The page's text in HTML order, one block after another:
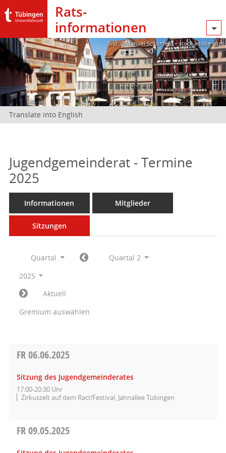
Rats­
informationen
Bild: @Manuel Schönfeld – stock.adobe.com
Translate into English
Jugendgemeinderat - Termine
2025
Informationen Mitglieder
Sitzungen
Quartal
Quartal 2
2025
Aktuell
Gremium auswählen
FR06.06.2025
Sitzung des Jugendgemeinderates
17:00-20:30 Uhr
Zirkuszelt auf dem Ract!Festival, Jahnallee Tübingen
FR09.05.2025